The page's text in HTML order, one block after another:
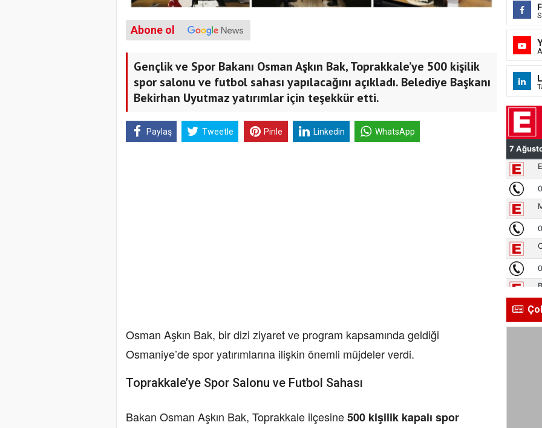
Abone ol
Gençlik ve Spor Bakanı Osman Aşkın Bak, Toprakkale’ye 500 kişilik
spor salonu ve futbol sahası yapılacağını açıkladı. Belediye Başkanı
Bekirhan Uyutmaz yatırımlar için teşekkür etti.
Paylaş Tweetle Pinle Linkedin WhatsApp
Osman Aşkın Bak, bir dizi ziyaret ve program kapsamında geldiği
Osmaniye’de spor yatırımlarına ilişkin önemli müjdeler verdi.
Toprakkale’ye Spor Salonu ve Futbol Sahası
Bakan Osman Aşkın Bak, Toprakkale ilçesine500 kişilik kapalı spor